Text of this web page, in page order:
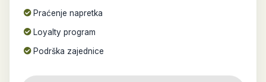
Praćenje napretka
Loyalty program
Podrška zajednice